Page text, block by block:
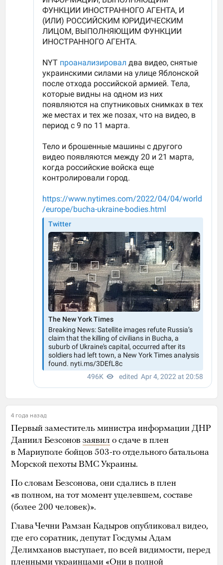
4 года назад
Первый заместитель министра информации ДНР
Даниил Безсонов заявил о сдаче в плен
в Мариуполе бойцов 503-го отдельного батальона
Морской пехоты ВМС Украины.
По словам Безсонова, они сдались в плен
«в полном, на тот момент уцелевшем, составе
(более 200 человек)».
Глава Чечни Рамзан Кадыров опубликовал видео,
где его соратник, депутат Госдумы Адам
Делимханов выступает, по всей видимости, перед
пленными украинцами «Они в полной